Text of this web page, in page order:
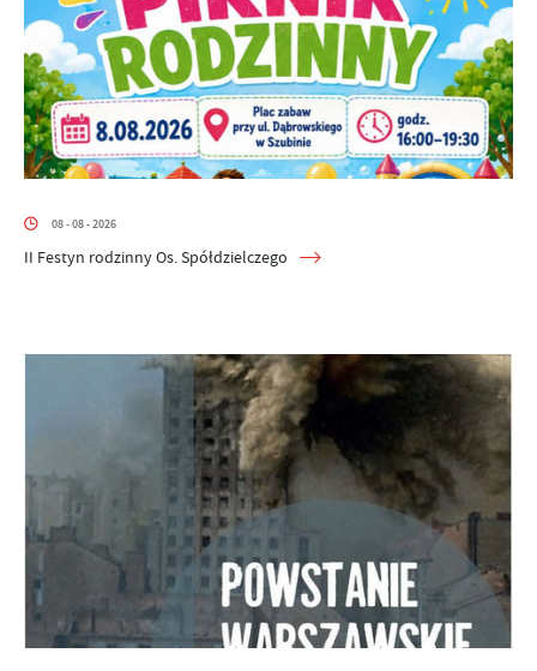
08 - 08 - 2026
II Festyn rodzinny Os. Spółdzielczego